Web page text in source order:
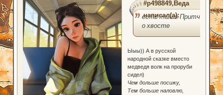
#p498849,Веда
написал(а):
есть такая Притча
о хвосте
Ыыы)) А в русской
народной сказке вместо
медведя волк на проруби
сидел)
Чем дольше посижу,
Тем больше наловлю,